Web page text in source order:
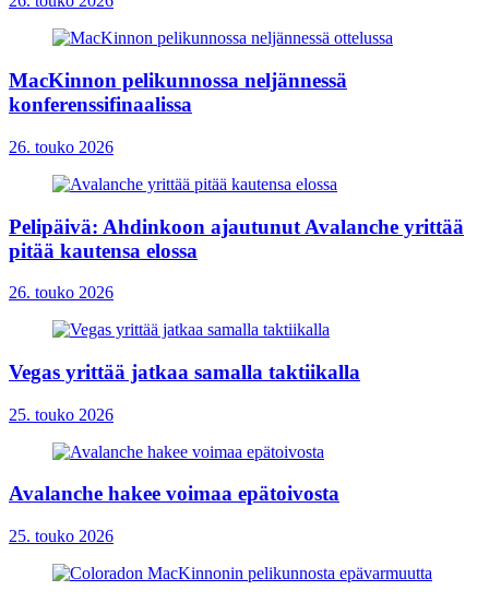
MacKinnon pelikunnossa neljännessä
konferenssifinaalissa
26. touko 2026
Pelipäivä: Ahdinkoon ajautunut Avalanche yrittää
pitää kautensa elossa
26. touko 2026
Vegas yrittää jatkaa samalla taktiikalla
25. touko 2026
Avalanche hakee voimaa epätoivosta
25. touko 2026